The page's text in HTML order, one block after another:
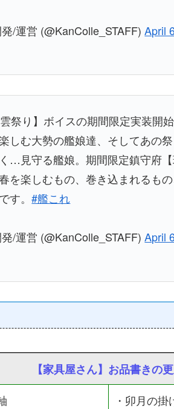
/運営 (@KanColle_STAFF)April
祭り】ボイスの期間限定実装開始
しむ大勢の艦娘達、そしてあの
…見守る艦娘。期間限定鎮守府
を楽しむもの、巻き込まれる
す。#艦これ
/運営 (@KanColle_STAFF)April
【家具屋さん】お品書きの
・卯月の掛